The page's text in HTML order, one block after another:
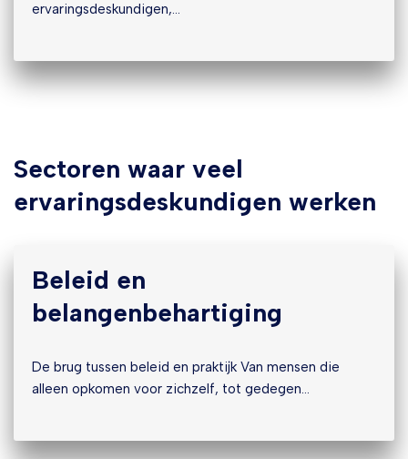
ervaringsdeskundigen,…
Sectoren waar veel
ervaringsdeskundigen werken
Beleid en
belangenbehartiging
De brug tussen beleid en praktijk Van mensen die
alleen opkomen voor zichzelf, tot gedegen…